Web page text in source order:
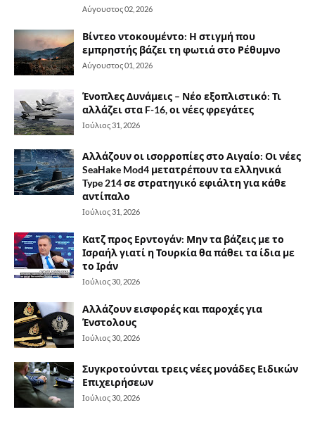
Αύγουστος 02, 2026
Βίντεο ντοκουμέντο: Η στιγμή που
εμπρηστής βάζει τη φωτιά στο Ρέθυμνο
Αύγουστος 01, 2026
Ένοπλες Δυνάμεις – Νέο εξοπλιστικό: Τι
αλλάζει στα F-16, οι νέες φρεγάτες
Ιούλιος 31, 2026
Αλλάζουν οι ισορροπίες στο Αιγαίο: Οι νέες
SeaHake Mod4 μετατρέπουν τα ελληνικά
Type 214 σε στρατηγικό εφιάλτη για κάθε
αντίπαλο
Ιούλιος 31, 2026
Κατζ προς Ερντογάν: Μην τα βάζεις με το
Ισραήλ γιατί η Τουρκία θα πάθει τα ίδια με
το Ιράν
Ιούλιος 30, 2026
Αλλάζουν εισφορές και παροχές για
Ένστολους
Ιούλιος 30, 2026
Συγκροτούνται τρεις νέες μονάδες Ειδικών
Επιχειρήσεων
Ιούλιος 30, 2026